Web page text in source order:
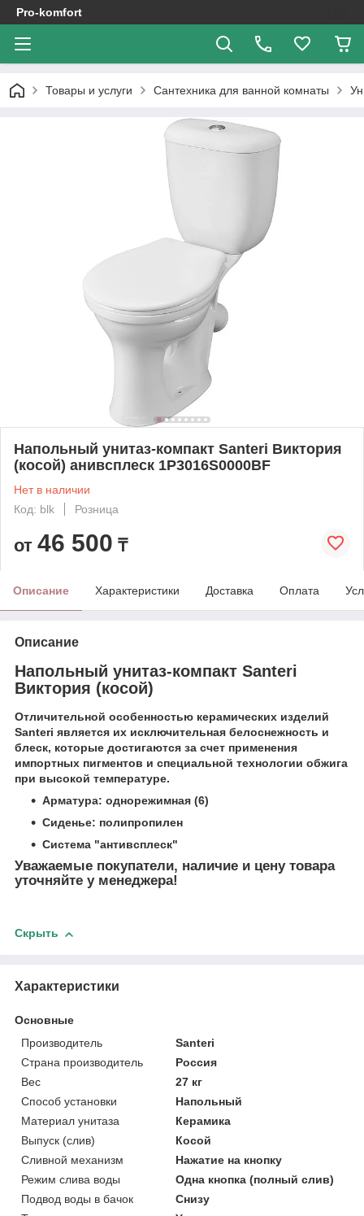
Pro-komfort
Товары и услуги Сантехника для ванной комнаты
Напольный унитаз-компакт Santeri Виктория
(косой) анивсплеск 1P3016S0000BF
Нет в наличии
Код: blk
Розница
от 46 500 ₸
Описание Характеристики Доставка Оплата
Описание
Напольный унитаз-компакт Santeri
Виктория (косой)
Отличительной особенностью керамических изделий
Santeri является их исключительная белоснежность и
блеск, которые достигаются за счет применения
импортных пигментов и специальной технологии обжига
при высокой температуре.
Арматура: однорежимная (6)
Сиденье: полипропилен
Система "антивсплеск"
Уважаемые покупатели, наличие и цену товара
уточняйте у менеджера!
Скрыть
Характеристики
Основные
Производитель
Santeri
Страна производитель
Россия
Вес
27 кг
Способ установки
Напольный
Материал унитаза
Керамика
Выпуск (слив)
Косой
Сливной механизм
Нажатие на кнопку
Режим слива воды
Одна кнопка (полный слив)
Подвод воды в бачок
Снизу